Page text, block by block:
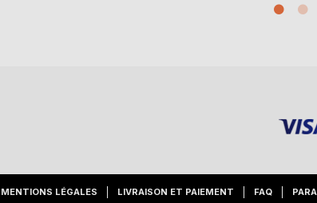
MENTIONS LÉGALES LIVRAISON ET PAIEMENT FAQ